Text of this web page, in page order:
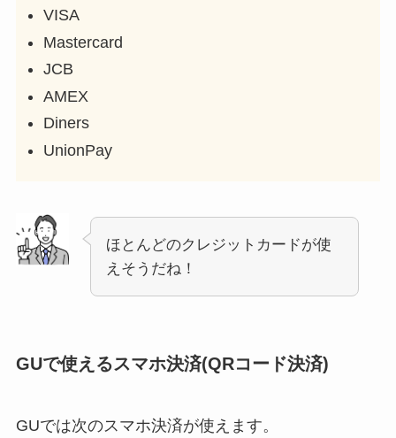
VISA
Mastercard
JCB
AMEX
Diners
UnionPay
ほとんどのクレジットカードが使
えそうだね！
GUで使えるスマホ決済(QRコード決済)
GUでは次のスマホ決済が使えます。